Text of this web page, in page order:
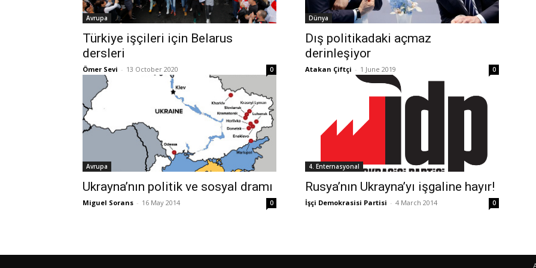
Avrupa
Türkiye işçileri için Belarus
dersleri
Ömer Sevi - 13 October 2020 0
Dünya
Dış politikadaki açmaz
derinleşiyor
Atakan Çiftçi - 1 June 2019 0
Avrupa
Ukrayna’nın politik ve sosyal dramı
Miguel Sorans - 16 May 2014 0
4. Enternasyonal
Rusya’nın Ukrayna’yı işgaline hayır!
İşçi Demokrasisi Partisi - 4 March 2014 0